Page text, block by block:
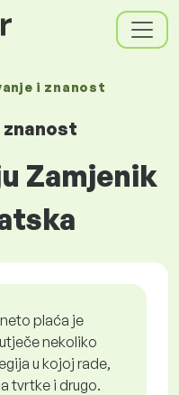
i znanost
znanost
Zamjenik
plaća je
nekoliko
u kojoj rade,
tvrtke i drugo.